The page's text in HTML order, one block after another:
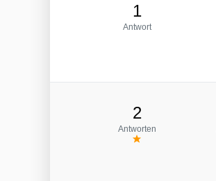
1
Antwort
2
Antworten